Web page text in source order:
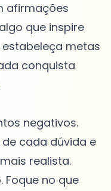
afirmações
que inspire
metas
conquista
negativos.
cada dúvida e
realista.
Foque no que